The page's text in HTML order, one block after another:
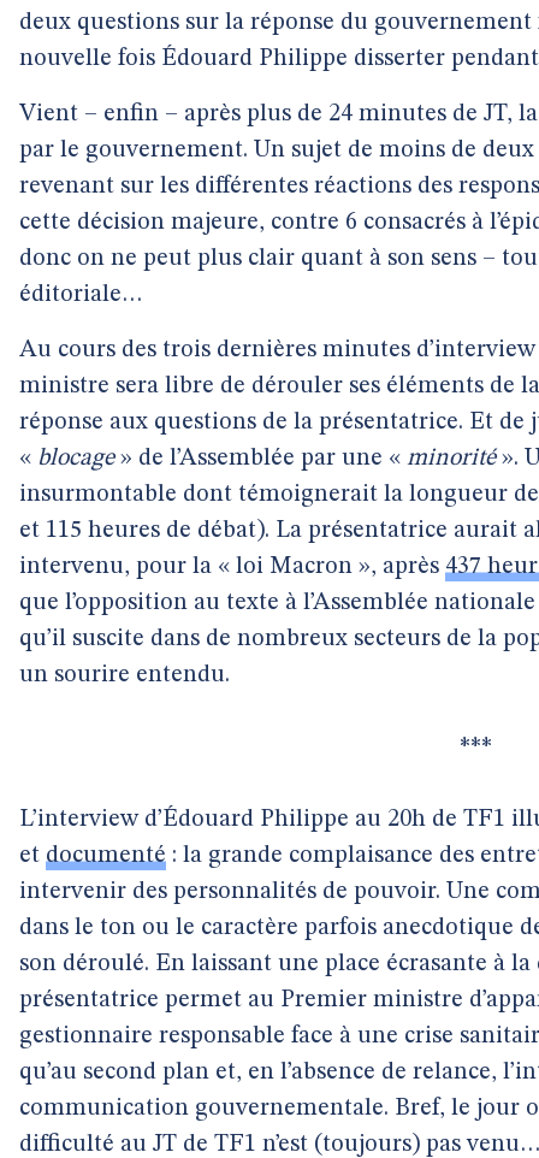
deux questions sur la réponse du
nouvelle fois Édouard Philippe disserter
Vient – enfin – après plus de 24 minutes de JT,
par le gouvernement. Un sujet de moins de
revenant sur les différentes réactions des
cette décision majeure, contre 6 consacrés à
donc on ne peut plus clair quant à son sens –
éditoriale…
Au cours des trois dernières minutes d’interview
ministre sera libre de dérouler ses éléments de
réponse aux questions de la présentatrice. Et de
« blocage» de l’Assemblée par une « minorité».
insurmontable dont témoignerait la longueur
et 115 heures de débat). La présentatrice aurait
intervenu, pour la « loi Macron », après 437
que l’opposition au texte à l’Assemblée
qu’il suscite dans de nombreux secteurs de la
un sourire entendu.
***
L’interview d’Édouard Philippe au 20h de TF1
et documenté : la grande complaisance des
intervenir des personnalités de pouvoir. Une
dans le ton ou le caractère parfois anecdotique
son déroulé. En laissant une place écrasante à
présentatrice permet au Premier ministre
gestionnaire responsable face à une crise
qu’au second plan et, en l’absence de relance,
communication gouvernementale. Bref, le jour
difficulté au JT de TF1 n’est (toujours) pas